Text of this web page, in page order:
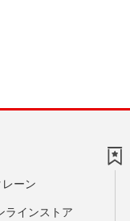
ーン
ラインストア